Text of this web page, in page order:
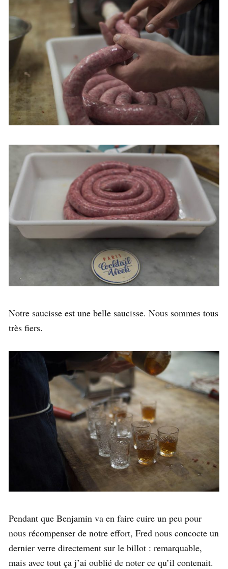
Notre saucisse est une belle saucisse. Nous sommes tous
très fiers.
Pendant que Benjamin va en faire cuire un peu pour
nous récompenser de notre effort, Fred nous concocte un
dernier verre directement sur le billot : remarquable,
mais avec tout ça j’ai oublié de noter ce qu’il contenait.